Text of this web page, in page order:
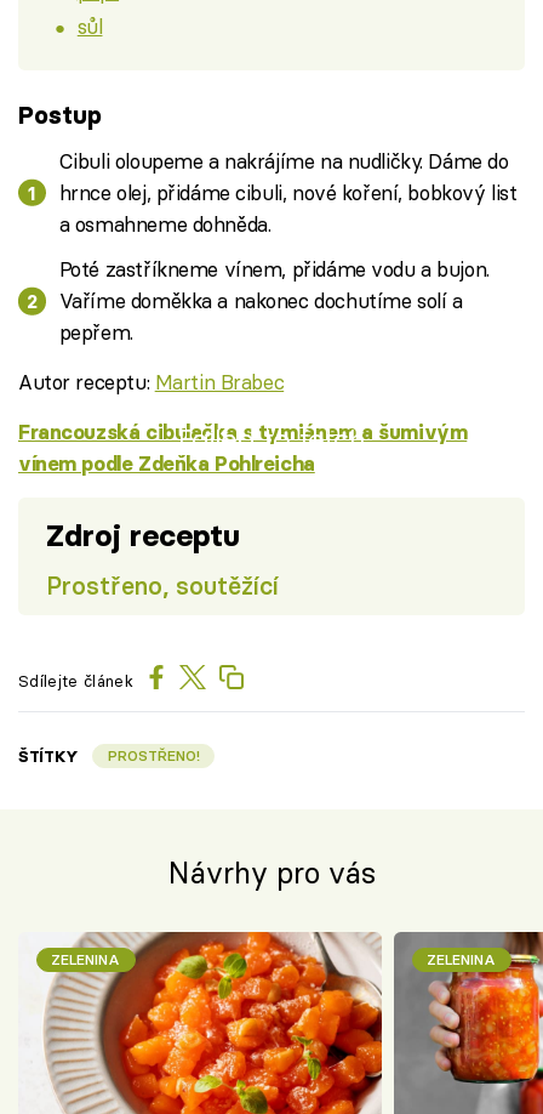
sůl
Postup
Cibuli oloupeme a nakrájíme na nudličky. Dáme do
hrnce olej, přidáme cibuli, nové koření, bobkový list
a osmahneme dohněda.
Poté zastříkneme vínem, přidáme vodu a bujon.
Vaříme doměkka a nakonec dochutíme solí a
pepřem.
Autor receptu: Martin Brabec
Failed to fetch
Francouzská cibulačka s tymiánem a šumivým
vínem podle Zdeňka Pohlreicha
Zdroj receptu
Prostřeno, soutěžící
Sdílejte článek
ŠTÍTKY PROSTŘENO!
Návrhy pro vás
ZELENINA ZELENINA